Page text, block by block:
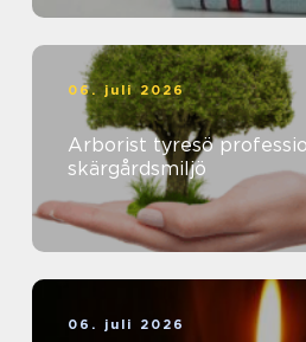
06. juli 2026
Arborist tyresö professionell trädvård i
skärgårdsmiljö
06. juli 2026